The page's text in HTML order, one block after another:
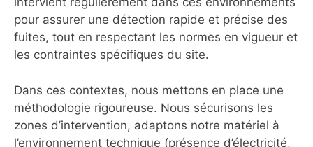
pour assurer une détection rapide et précise des
fuites, tout en respectant les normes en vigueur et
les contraintes spécifiques du site.
Dans ces contextes, nous mettons en place une
méthodologie rigoureuse. Nous sécurisons les
zones d’intervention, adaptons notre matériel à
l’environnement technique (présence d’électricité,